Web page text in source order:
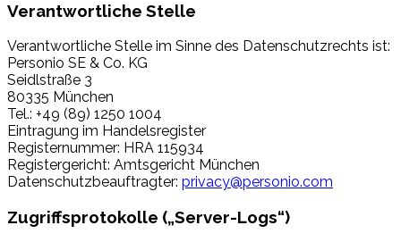
Verantwortliche Stelle
Verantwortliche Stelle im Sinne des Datenschutzrechts ist:
Personio SE & Co. KG
Seidlstraße 3
80335 München
Tel.: +49 (89) 1250 1004
Eintragung im Handelsregister
Registernummer: HRA 115934
Registergericht: Amtsgericht München
Datenschutzbeauftragter: privacy@personio.com
Zugriffsprotokolle („Server-Logs“)